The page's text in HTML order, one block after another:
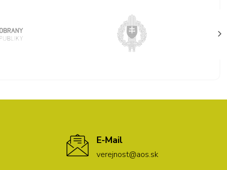
E-Mail
verejnost@aos.sk